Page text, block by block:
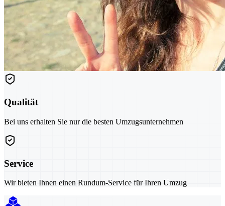
Qualität
Bei uns erhalten Sie nur die besten Umzugsunternehmen
Service
Wir bieten Ihnen einen Rundum-Service für Ihren Umzug